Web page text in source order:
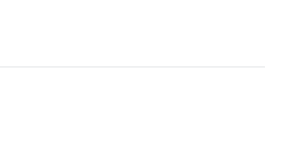
aesthetic excellence